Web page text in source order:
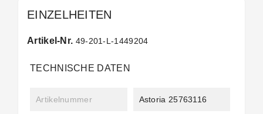
EINZELHEITEN
Artikel-Nr. 49-201-L-1449204
TECHNISCHE DATEN
Artikelnummer Astoria 25763116